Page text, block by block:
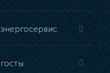
энергосервис
госты